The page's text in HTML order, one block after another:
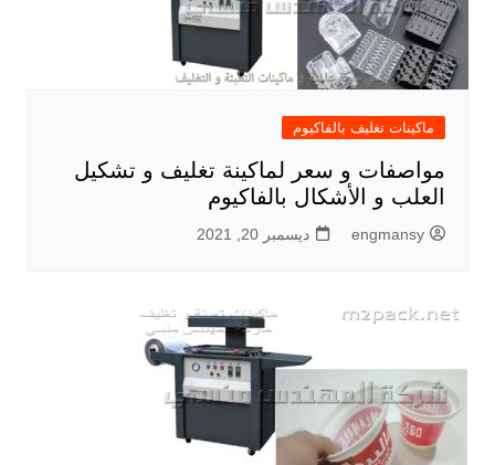
ماكينات تغليف بالفاكيوم
مواصفات و سعر لماكينة تغليف و تشكيل
العلب و الأشكال بالفاكيوم
engmansy ديسمبر 20, 2021